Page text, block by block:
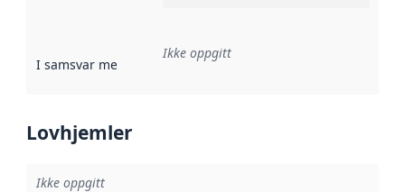
I samsvar med Referanse til en implementasjonsregel
Ikke oppgitt
Lovhjemler
Ikke oppgitt